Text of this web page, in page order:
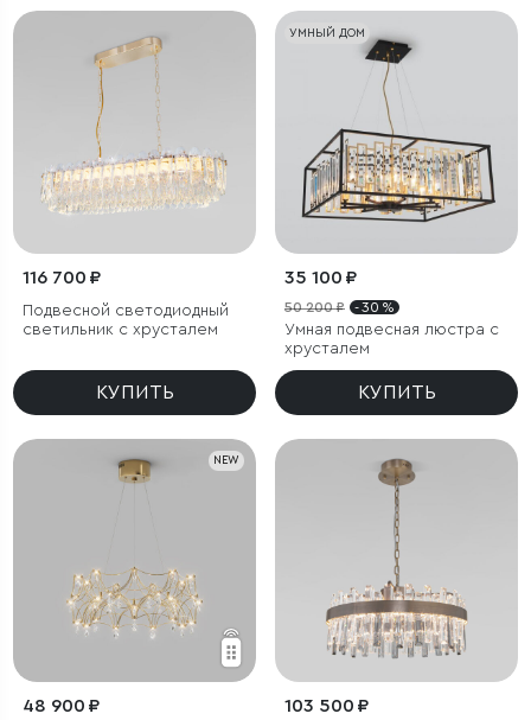
116 700 ₽
Подвесной светодиодный
светильник с хрусталем
КУПИТЬ
УМНЫЙ ДОМ
35 100 ₽
50 200 ₽ - 30 %
Умная подвесная люстра с
хрусталем
КУПИТЬ
NEW
48 900 ₽ 103 500 ₽